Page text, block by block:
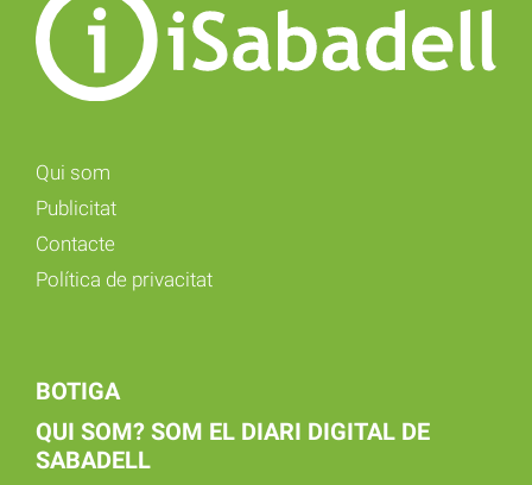
Qui som
Publicitat
Contacte
Política de privacitat
BOTIGA
QUI SOM? SOM EL DIARI DIGITAL DE
SABADELL